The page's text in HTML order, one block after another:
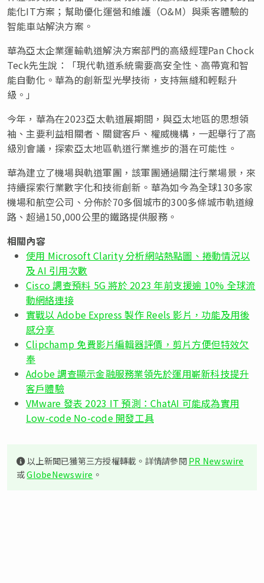
能化IT方案；幫助優化運營和維護（O&M）與乘客體驗的
智能車站解決方案。
華為亞太企業運輸軌道解決方案部門的高級經理Pan Chock
Teck先生說 ：「現代軌道系統需要高安全性、高帶寬和智
能自動化。華為的創新型光學技術，支持無縫和輕鬆升
級。」
今年，華為在2023亞太軌道展期間，與亞太地區的思想領
袖、主要利益相關者、關鍵客戶、權威機構，一起舉行了高
級別會議，探索亞太地區軌道行業進步的潛在可能性。
華為建立了機場與軌道軍團，該軍團通過關注行業場景，來
持續探索行業數字化和技術創新。華為如今為全球130多家
機場和航空公司、分佈於70多個城市的300多條城市軌道線
路、超過150,000公里的鐵路提供服務。
相關內容
使用 Microsoft Clarity 分析網站熱點圖、捲動情況以
及 AI 引用次數
Cisco 調查預料 5G 將於 2023 年前支援逾 10% 全球流
動網絡連接
實戰以 Adobe Express 製作 Reels 影片，功能及用後
感分享
Clipchamp 免費影片編輯器評價，剪片方便但特效欠
奉
Adobe 調查顯示金融服務業領先於運用嶄新科技提升
客戶體驗
VMware 發表 2023 IT 預測：ChatAI 可能成為實用
Low-code No-code 開發工具
以上新聞已獲第三方授權轉載。詳情請參閱PR Newswire
或GlobeNewswire 。